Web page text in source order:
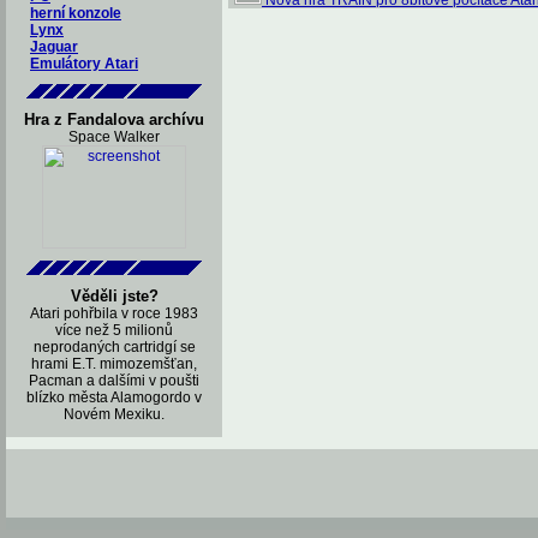
herní konzole
Lynx
Jaguar
Emulátory Atari
Hra z Fandalova archívu
Space Walker
Věděli jste?
Atari pohřbila v roce 1983
více než 5 milionů
neprodaných cartridgí se
hrami E.T. mimozemšťan,
Pacman a dalšími v poušti
blízko města Alamogordo v
Novém Mexiku.